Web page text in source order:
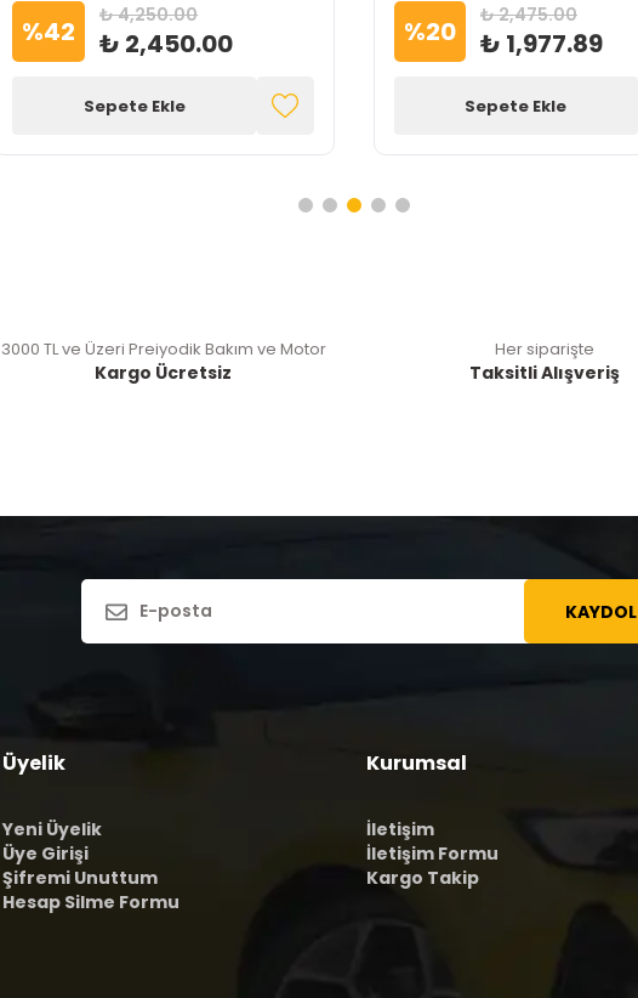
%42 ₺ 4,250.00
₺ 2,450.00
Sepete Ekle
%20 ₺ 2,475.00
₺ 1,977.89
Sepete Ekle
3000 TL ve Üzeri Preiyodik Bakım ve Motor
Kargo Ücretsiz
Her siparişte
Taksitli Alışveriş
KAYDOL
Üyelik
Yeni Üyelik
Üye Girişi
Şifremi Unuttum
Hesap Silme Formu
Kurumsal
İletişim
İletişim Formu
Kargo Takip